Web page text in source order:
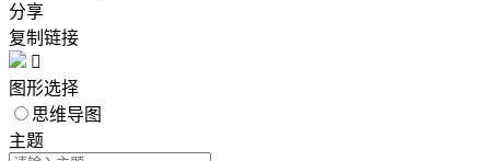
分享
复制链接

图形选择
思维导图
主题